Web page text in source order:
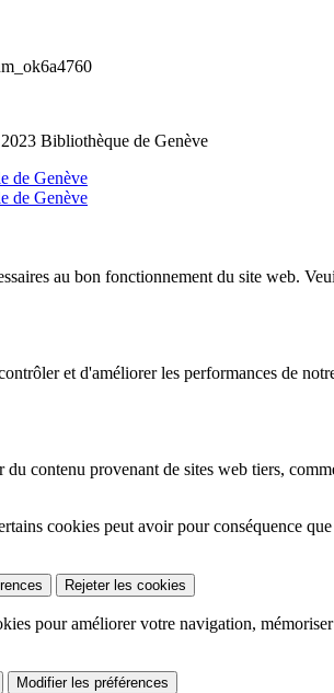
Bibliothèque de Genève
au bon fonctionnement du site web.
et d'améliorer les performances de
du contenu provenant de sites web tiers,
cookies peut avoir pour conséquence
Rejeter les cookies
pour améliorer votre navigation,
Modifier les préférences